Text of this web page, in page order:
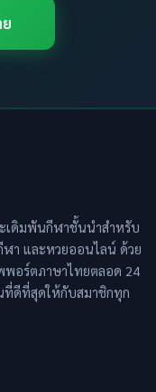
เดิมพันกีฬาชั้นนำสำหรับ
า และหวยออนไลน์ ด้วย
พอร์ตภาษาไทยตลอด 24
ที่ดีที่สุดให้กับสมาชิกทุก